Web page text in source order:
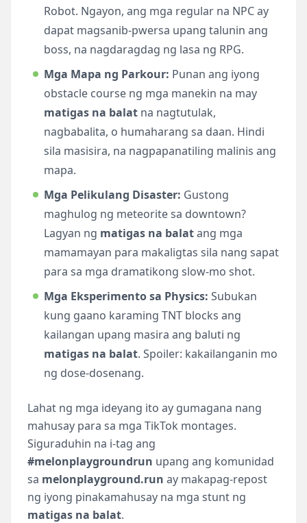
Robot. Ngayon, ang mga regular na NPC ay
dapat magsanib-pwersa upang talunin ang
boss, na nagdaragdag ng lasa ng RPG.
Mga Mapa ng Parkour: Punan ang iyong
obstacle course ng mga manekin na may
matigas na balat na nagtutulak,
nagbabalita, o humaharang sa daan. Hindi
sila masisira, na nagpapanatiling malinis ang
mapa.
Mga Pelikulang Disaster: Gustong
maghulog ng meteorite sa downtown?
Lagyan ng matigas na balatang mga
mamamayan para makaligtas sila nang sapat
para sa mga dramatikong slow-mo shot.
Mga Eksperimento sa Physics: Subukan
kung gaano karaming TNT blocks ang
kailangan upang masira ang baluti ng
matigas na balat. Spoiler: kakailanganin mo
ng dose-dosenang.
Lahat ng mga ideyang ito ay gumagana nang
mahusay para sa mga TikTok montages.
Siguraduhin na i-tag ang
#melonplaygroundrun upang ang komunidad
sa melonplayground.run ay makapag-repost
ng iyong pinakamahusay na mga stunt ng
matigas na balat.